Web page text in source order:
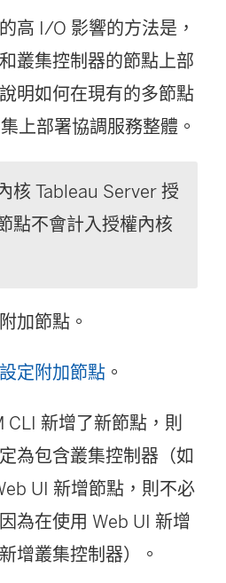
高 I/O 影響的方法是，
叢集控制器的節點上部
明如何在現有的多節點
上部署協調服務整體。
核 Tableau Server 授
點不會計入授權內核
加節點。
定附加節點 。
CLI 新增了新節點，則
為包含叢集控制器（如
UI 新增節點，則不必
為在使用 Web UI 新增
增叢集控制器）。